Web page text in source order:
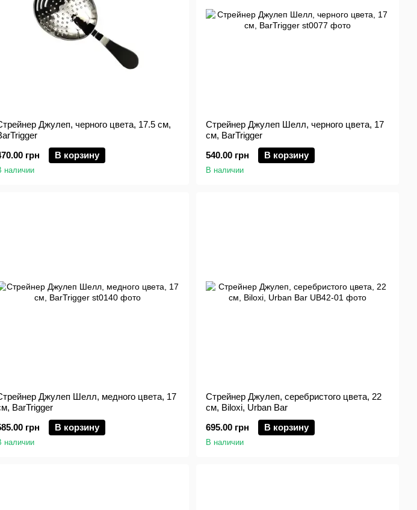
Джулеп, черного цвета, 17.5 см,
грн
В корзину
наличии
Стрейнер Джулеп Шелл, черного цвета, 17
см, BarTrigger
540.00 грн
В корзину
В наличии
Джулеп Шелл, медного цвета, 17
BarTrigger
грн
В корзину
наличии
Стрейнер Джулеп, серебристого цвета, 22
см, Biloxi, Urban Bar
695.00 грн
В корзину
В наличии